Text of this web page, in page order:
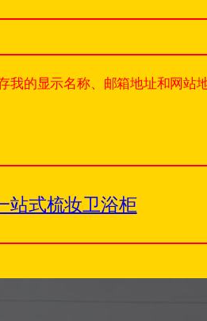
我的显示名称、邮箱地址和网站
站式梳妆卫浴柜